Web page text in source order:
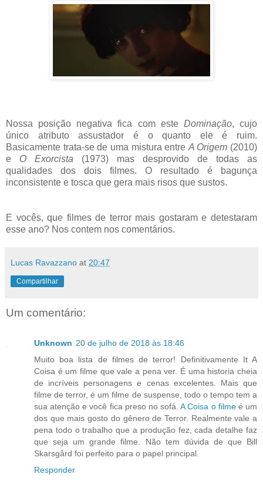
Nossa posição negativa fica com este Dominação, cujo
único atributo assustador é o quanto ele é ruim.
Basicamente trata-se de uma mistura entre A Origem (2010)
e O Exorcista (1973) mas desprovido de todas as
qualidades dos dois filmes. O resultado é bagunça
inconsistente e tosca que gera mais risos que sustos.
E vocês, que filmes de terror mais gostaram e detestaram
esse ano? Nos contem nos comentários.
Lucas Ravazzano at 20:47
Compartilhar
Um comentário:
Unknown 20 de julho de 2018 às 18:46
Muito boa lista de filmes de terror! Definitivamente It A
Coisa é um filme que vale a pena ver. É uma historia cheia
de incríveis personagens e cenas excelentes. Mais que
filme de terror, é um filme de suspense, todo o tempo tem a
sua atenção e você fica preso no sofá.A Coisa o filmeé um
dos que mais gosto do gênero de Terror. Realmente vale a
pena todo o trabalho que a produção fez, cada detalhe faz
que seja um grande filme. Não tem dúvida de que Bill
Skarsgård foi perfeito para o papel principal.
Responder